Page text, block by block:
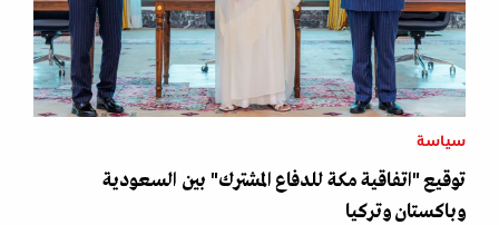
سياسة
توقيع "اتفاقية مكة للدفاع المشترك" بين السعودية
وباكستان وتركيا